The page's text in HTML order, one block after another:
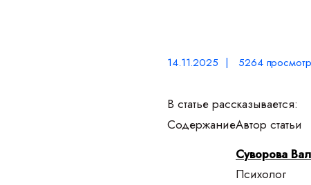
14.11.2025 | 5264
В статье рассказывается:
СодержаниеАвтор статьи
Суворова
Психолог